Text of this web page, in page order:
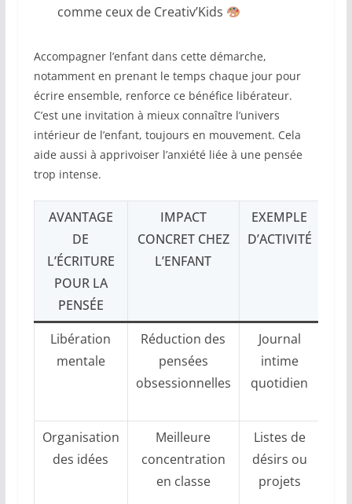
comme ceux de Creativ’Kids
Accompagner l’enfant dans cette démarche,
notamment en prenant le temps chaque jour pour
écrire ensemble, renforce ce bénéfice libérateur.
C’est une invitation à mieux connaître l’univers
intérieur de l’enfant, toujours en mouvement. Cela
aide aussi à apprivoiser l’anxiété liée à une pensée
trop intense.
AVANTAGE
DE
L’ÉCRITURE
POUR LA
PENSÉE
IMPACT
CONCRET CHEZ
L’ENFANT
EXEMPLE
D’ACTIVITÉ
Libération
mentale
Réduction des
pensées
obsessionnelles
Journal
intime
quotidien
Organisation
des idées
Meilleure
concentration
en classe
Listes de
désirs ou
projets